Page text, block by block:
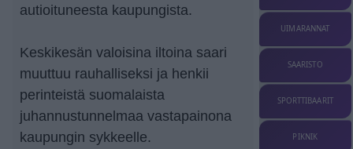
autioituneesta kaupungista.
Keskikesän valoisina iltoina saari
muuttuu rauhalliseksi ja henkii
perinteistä suomalaista
juhannustunnelmaa vastapainona
kaupungin sykkeelle.
UIMARANNAT
SAARISTO
SPORTTIBAARIT
PIKNIK